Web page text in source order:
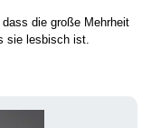
die große Mehrheit
sie lesbisch ist.